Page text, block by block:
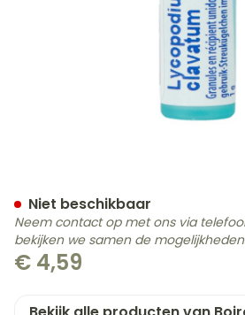
€ 4,59
Niet beschikbaar
Neem contact op met ons via
bekijken we samen de